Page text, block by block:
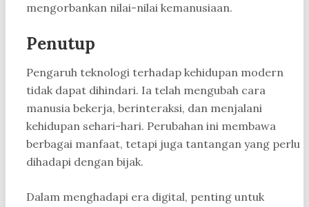
mengorbankan nilai-nilai kemanusiaan.
Penutup
Pengaruh teknologi terhadap kehidupan modern
tidak dapat dihindari. Ia telah mengubah cara
manusia bekerja, berinteraksi, dan menjalani
kehidupan sehari-hari. Perubahan ini membawa
berbagai manfaat, tetapi juga tantangan yang perlu
dihadapi dengan bijak.
Dalam menghadapi era digital, penting untuk